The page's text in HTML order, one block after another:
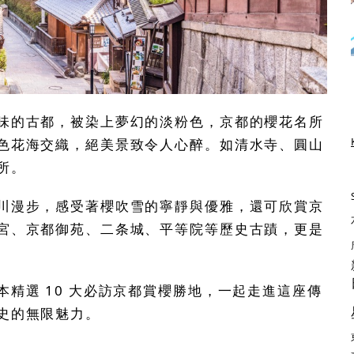
的古都，被染上夢幻的淡粉色，京都的櫻花名所
海交織，絕美景致令人心醉。如清水寺、圓山
漫步，感受著櫻吹雪的寧靜與優雅，還可欣賞京
、京都御苑、二条城、平等院等歷史古蹟，更是
精選 10 大必訪京都賞櫻勝地，一起走進這座傳
無限魅力。